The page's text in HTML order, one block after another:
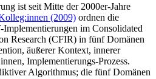
ist seit Mitte der 2000er-Jahre
(2009) ordnen die
im Consolidated
Research (CFIR) in fünf Domänen
äußerer Kontext, innerer
Implementierungs-Prozess.
Algorithmus; die fünf Domänen